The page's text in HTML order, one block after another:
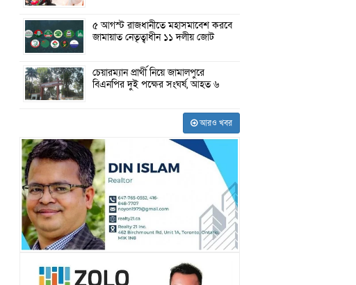
৫ আগস্ট রাজধানীতে মহাসমাবেশ করবে
জামায়াত নেতৃত্বাধীন ১১ দলীয় জোট
চেয়ারম্যান প্রার্থী নিয়ে জামালপুরে
বিএনপির দুই পক্ষের সংঘর্ষ, আহত ৬
আরও খবর